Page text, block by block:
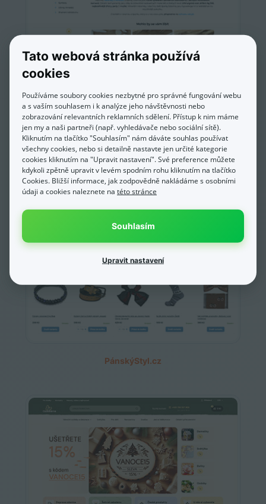
Estemia.cz
PánskýStyl.cz
Tato webová stránka používá
cookies
Používáme soubory cookies nezbytné pro správné fungování webu
a s vaším souhlasem i k analýze jeho návštěvnosti nebo
zobrazování relevantních reklamních sdělení. Přístup k nim máme
jen my a naši partneři (např. vyhledávače nebo sociální sítě).
Kliknutím na tlačítko "Souhlasím" nám dáváte souhlas používat
všechny cookies, nebo si detailně nastavte jen určité kategorie
cookies kliknutím na "Upravit nastavení". Své preference můžete
kdykoli zpětně upravit v levém spodním rohu kliknutím na tlačítko
Cookies. Bližší informace, jak zodpovědně nakládáme s osobními
údaji a cookies naleznete na této stránce
Souhlasím
Upravit nastavení